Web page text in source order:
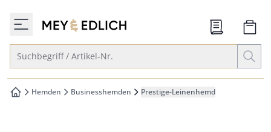
springen
springen
zur Startseite
Suchbegriff / Artikel-Nr.
zur Startseite
Hemden Businesshemden Prestige-Leinenhemd